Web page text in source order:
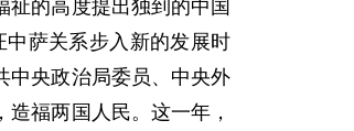
的高度提出独到的中国
萨关系步入新的发展时
中央政治局委员、中央外
福两国人民。这一年，